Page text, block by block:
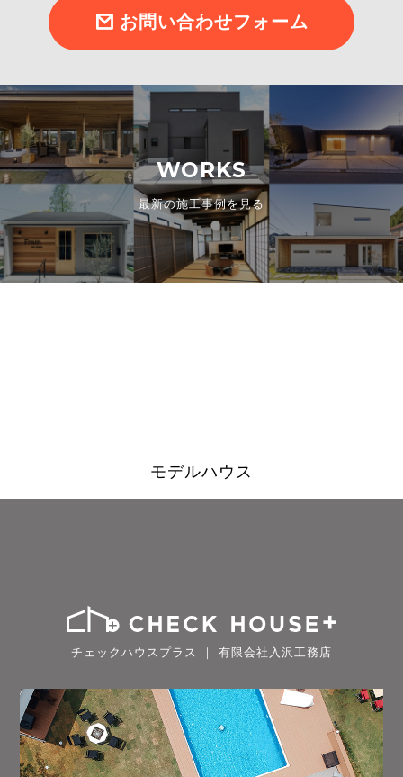
お問い合わせフォーム
WORKS
最新の施工事例を見る
モデルハウス
チェックハウスプラス ｜ 有限会社入沢工務店